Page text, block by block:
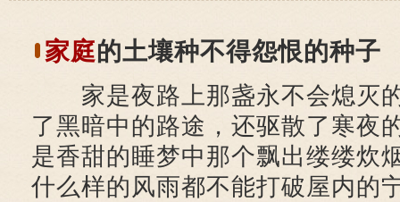
家庭的土壤种不得怨恨的种子
家是夜路上那盏永不会熄灭
了黑暗中的路途，还驱散了寒夜
是香甜的睡梦中那个飘出缕缕炊
什么样的风雨都不能打破屋内的